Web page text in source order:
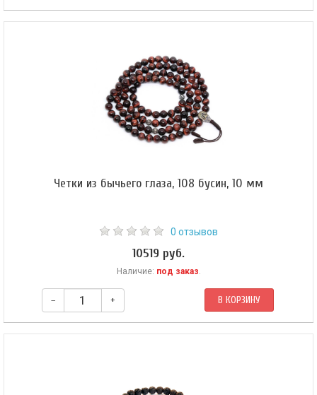
Буддийские четки из красной яшмы. Форма бусин — шар 8 мм. Гуру-
Четки из бычьего глаза, 108 бусин, 10 мм
0 отзывов
10519 руб.
Наличие: под заказ.
– + В КОРЗИНУ
Крупные буддийские четки из бычьего глаза. Форма бусин — шар 10 мм.